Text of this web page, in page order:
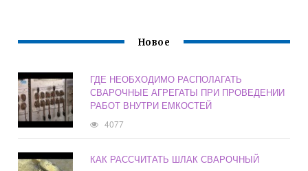
Новое
ГДЕ НЕОБХОДИМО РАСПОЛАГАТЬ
СВАРОЧНЫЕ АГРЕГАТЫ ПРИ ПРОВЕДЕНИИ
РАБОТ ВНУТРИ ЕМКОСТЕЙ
4077
КАК РАССЧИТАТЬ ШЛАК СВАРОЧНЫЙ